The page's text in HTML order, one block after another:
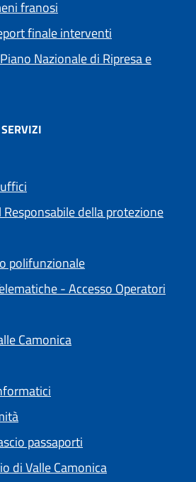
franosi
finale interventi
Nazionale di Ripresa e
della protezione
polifunzionale
- Accesso Operatori
Camonica
passaporti
di Valle Camonica